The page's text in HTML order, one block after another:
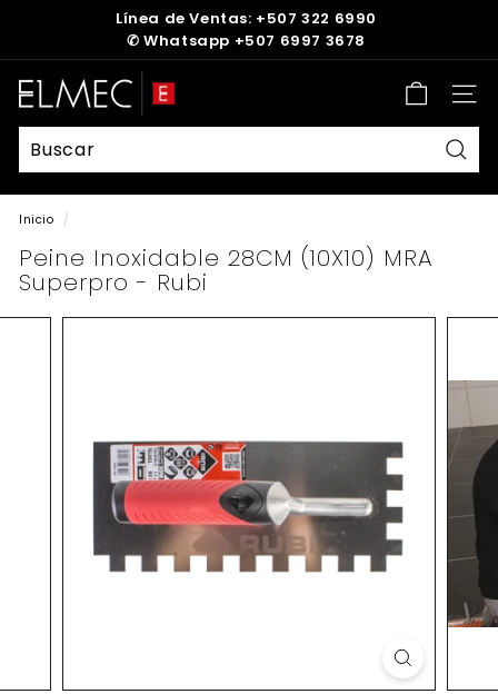
diapositivas
pausa
Línea de Ventas: +507 322 6990
✆ Whatsapp +507 6997 3678
E
L
M
E
C
Inicio /
Peine Inoxidable 28CM (10X10) MRA
Superpro - Rubi